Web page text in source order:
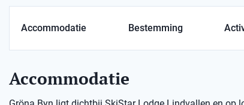
Accommodatie Bestemming
Accommodatie